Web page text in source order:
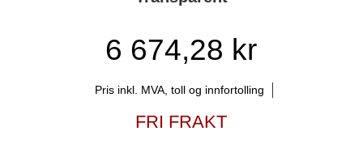
6 674,28 kr
Pris inkl. MVA, toll og innfortolling
FRI FRAKT